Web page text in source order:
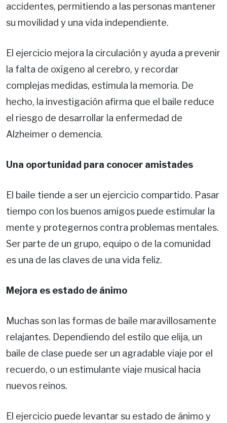
accidentes, permitiendo a las personas mantener
su movilidad y una vida independiente.
El ejercicio mejora la circulación y ayuda a prevenir
la falta de oxígeno al cerebro, y recordar
complejas medidas, estimula la memoria. De
hecho, la investigación afirma que el baile reduce
el riesgo de desarrollar la enfermedad de
Alzheimer o demencia.
Una oportunidad para conocer amistades
El baile tiende a ser un ejercicio compartido. Pasar
tiempo con los buenos amigos puede estimular la
mente y protegernos contra problemas mentales.
Ser parte de un grupo, equipo o de la comunidad
es una de las claves de una vida feliz.
Mejora es estado de ánimo
Muchas son las formas de baile maravillosamente
relajantes. Dependiendo del estilo que elija, un
baile de clase puede ser un agradable viaje por el
recuerdo, o un estimulante viaje musical hacia
nuevos reinos.
El ejercicio puede levantar su estado de ánimo y